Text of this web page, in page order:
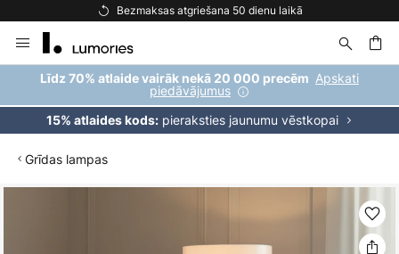
Bezmaksas atgriešana 50 dienu laikā
to
Content
Līdz 70% atlaide vairāk nekā 20 000 precēm Apskati
piedāvājumus
15% atlaides kods:pieraksties jaunumu vēstkopai
Grīdas lampas